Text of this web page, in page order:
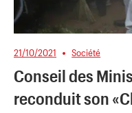
21/10/2021 Société
Conseil des
reconduit son